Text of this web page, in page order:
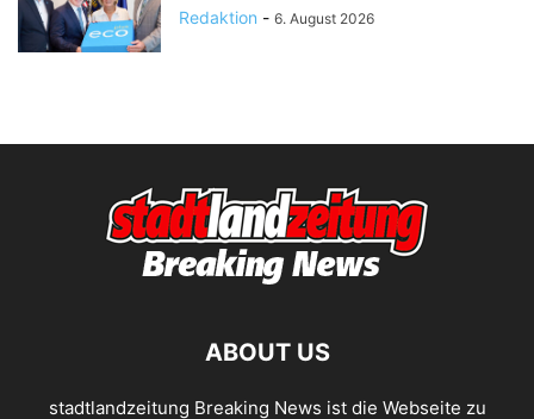
Redaktion - 6. August 2026
ABOUT US
stadtlandzeitung Breaking News ist die Webseite zu